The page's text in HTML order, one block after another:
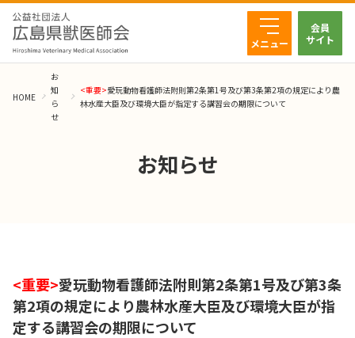
メニュー
会員
サイト
HOME
お
知
ら
せ
<重要>愛玩動物看護師法附則第2条第1号及び第3条第2項の規定により農
林水産大臣及び環境大臣が指定する講習会の期限について
お知らせ
<重要>愛玩動物看護師法附則第2条第1号及び第3条
第2項の規定により農林水産大臣及び環境大臣が指
定する講習会の期限について